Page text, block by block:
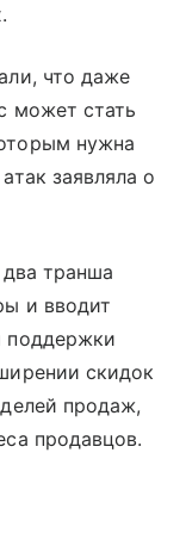
что даже
может стать
нужна
заявляла о
транша
и вводит
поддержки
скидок
продаж,
продавцов.